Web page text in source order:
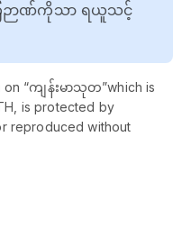
ြံဉာဏ်ကိုသာ ရယူသင့်
on “ကျန်းမာသုတ”which is
is protected by
reproduced without